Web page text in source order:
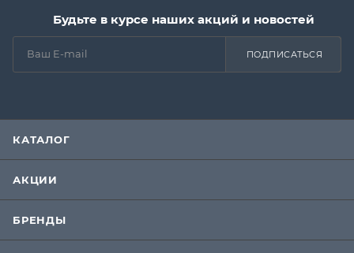
Будьте в курсе наших акций и новостей
ПОДПИСАТЬСЯ
КАТАЛОГ
АКЦИИ
БРЕНДЫ